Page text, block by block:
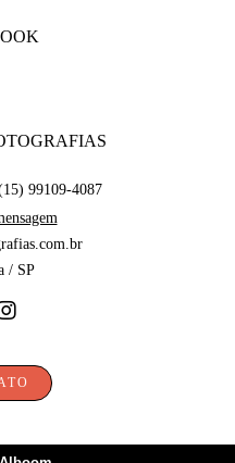
99109-4087
/ SP